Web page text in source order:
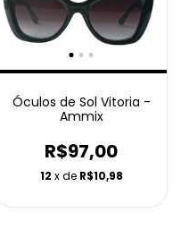
Óculos de Sol Vitoria -
Ammix
R$97,00
12 x de R$10,98